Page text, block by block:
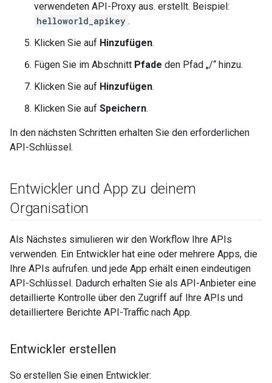
verwendeten API-Proxy aus. erstellt. Beispiel:
helloworld_apikey .
Klicken Sie auf Hinzufügen.
Fügen Sie im Abschnitt Pfade den Pfad „/“ hinzu.
Klicken Sie auf Hinzufügen.
Klicken Sie auf Speichern.
In den nächsten Schritten erhalten Sie den erforderlichen
API-Schlüssel.
Entwickler und App zu deinem
Organisation
Als Nächstes simulieren wir den Workflow Ihre APIs
verwenden. Ein Entwickler hat eine oder mehrere Apps, die
Ihre APIs aufrufen. und jede App erhält einen eindeutigen
API-Schlüssel. Dadurch erhalten Sie als API-Anbieter eine
detaillierte Kontrolle über den Zugriff auf Ihre APIs und
detailliertere Berichte API-Traffic nach App.
Entwickler erstellen
So erstellen Sie einen Entwickler: